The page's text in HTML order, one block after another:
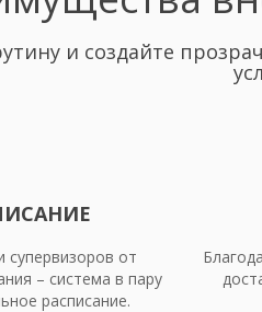
и создайте
от
– система в пару
расписание.